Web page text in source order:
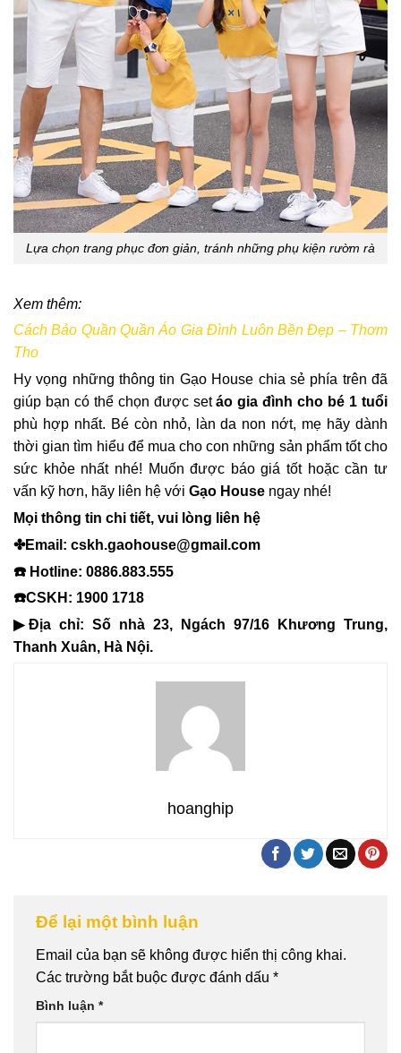
Lựa chọn trang phục đơn giản, tránh những phụ kiện rườm rà
Xem thêm:
Cách Bảo Quần Quần Áo Gia Đình Luôn Bền Đẹp – Thơm
Tho
Hy vọng những thông tin Gạo House chia sẻ phía trên đã
giúp bạn có thể chọn được setáo gia đình cho bé 1 tuổi
phù hợp nhất. Bé còn nhỏ, làn da non nớt, mẹ hãy dành
thời gian tìm hiểu để mua cho con những sản phẩm tốt cho
sức khỏe nhất nhé! Muốn được báo giá tốt hoặc cần tư
vấn kỹ hơn, hãy liên hệ với Gạo House ngay nhé!
Mọi thông tin chi tiết, vui lòng liên hệ
✤Email: cskh.gaohouse@gmail.com
☎️ Hotline: 0886.883.555
☎️CSKH: 1900 1718
▶Địa chỉ: Số nhà 23, Ngách 97/16 Khương Trung,
Thanh Xuân, Hà Nội.
hoanghip
Để lại một bình luận
Email của bạn sẽ không được hiển thị công khai.
Các trường bắt buộc được đánh dấu *
Bình luận *